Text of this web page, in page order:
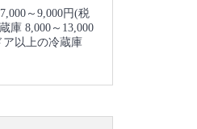
～9,000円(税
庫 8,000～13,000
以上の冷蔵庫